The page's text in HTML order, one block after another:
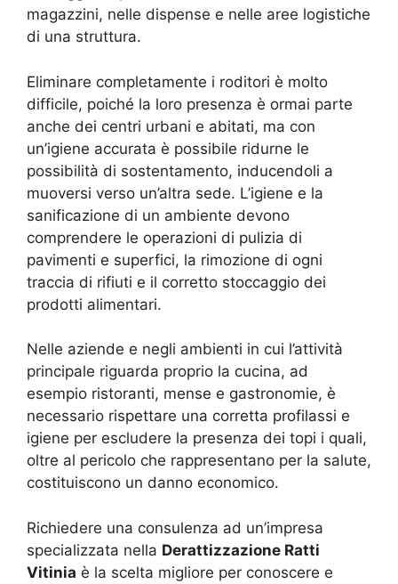
magazzini, nelle dispense e nelle aree logistiche
di una struttura.
Eliminare completamente i roditori è molto
difficile, poiché la loro presenza è ormai parte
anche dei centri urbani e abitati, ma con
un’igiene accurata è possibile ridurne le
possibilità di sostentamento, inducendoli a
muoversi verso un’altra sede. L’igiene e la
sanificazione di un ambiente devono
comprendere le operazioni di pulizia di
pavimenti e superfici, la rimozione di ogni
traccia di rifiuti e il corretto stoccaggio dei
prodotti alimentari.
Nelle aziende e negli ambienti in cui l’attività
principale riguarda proprio la cucina, ad
esempio ristoranti, mense e gastronomie, è
necessario rispettare una corretta profilassi e
igiene per escludere la presenza dei topi i quali,
oltre al pericolo che rappresentano per la salute,
costituiscono un danno economico.
Richiedere una consulenza ad un’impresa
specializzata nella Derattizzazione Ratti
Vitinia è la scelta migliore per conoscere e